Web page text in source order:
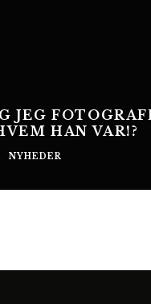
JEG
HAN VAR!?
NYHEDER